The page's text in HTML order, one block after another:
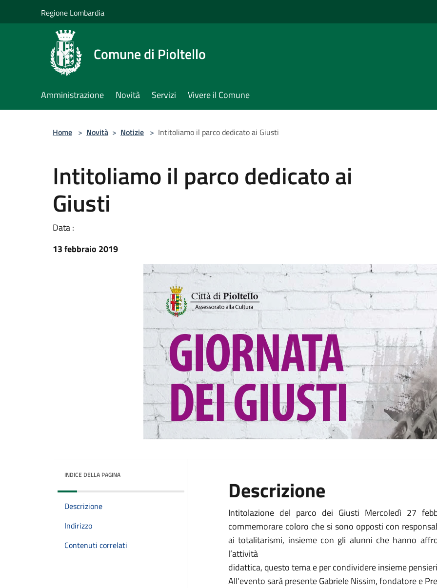
Regione Lombardia
Comune di Pioltello
Amministrazione Novità Servizi Vivere il Comune
Home > Novità > Notizie > Intitoliamo il parco dedicato ai Giusti
Intitoliamo il parco dedicato ai
Giusti
Data :
13 febbraio 2019
INDICE DELLA PAGINA
Descrizione
Indirizzo
Contenuti correlati
Descrizione
Intitolazione del parco dei Giusti Mercoledì 27
commemorare coloro che si sono opposti con
ai totalitarismi, insieme con gli alunni che hanno
l’attività
didattica, questo tema e per condividere insieme
All’evento sarà presente Gabriele Nissim, fondatore e